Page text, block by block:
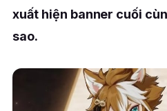
xuất hiện banner cuối
sao.